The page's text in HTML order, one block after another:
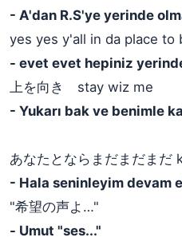
- A'dan R.S'ye yerinde
​yes yes y'all in da place to
- ​evet evet hepiniz
上を向き stay wiz me
- Yukarı bak ve benimle
あなたとならまだまだま
- Hala seninleyim devam
"希望の声よ…"
- Umut "ses..."